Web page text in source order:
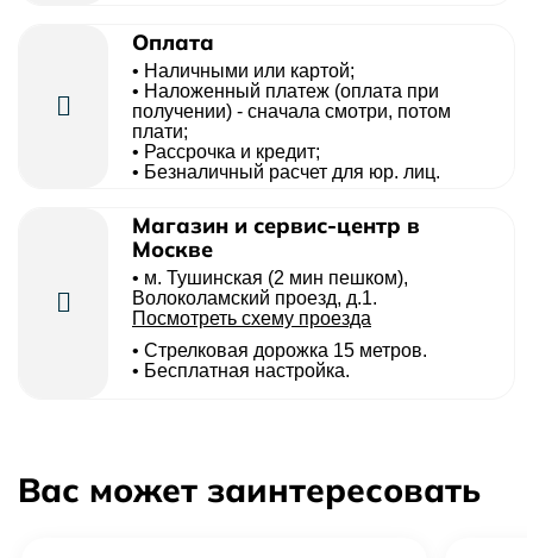
Оплата
• Наличными или картой;
• Наложенный платеж (оплата при
получении) - сначала смотри, потом
плати;
• Рассрочка и кредит;
• Безналичный расчет для юр. лиц.
Магазин и сервис-центр в
Москве
• м. Тушинская (2 мин пешком),
Волоколамский проезд, д.1.
Посмотреть схему проезда
• Cтрелковая дорожка 15 метров.
• Бесплатная настройка.
Вас может заинтересовать